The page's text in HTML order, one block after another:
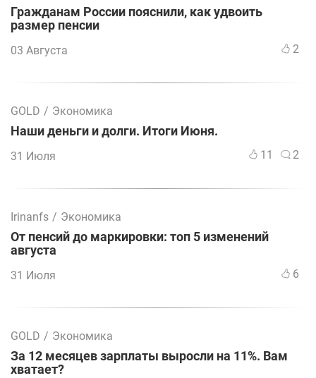
Гражданам России пояснили, как удвоить
размер пенсии
03 Августа 2
GOLD / Экономика
Наши деньги и долги. Итоги Июня.
31 Июля 11 2
Irinanfs / Экономика
От пенсий до маркировки: топ 5 изменений
августа
31 Июля 6
GOLD / Экономика
За 12 месяцев зарплаты выросли на 11%. Вам
хватает?